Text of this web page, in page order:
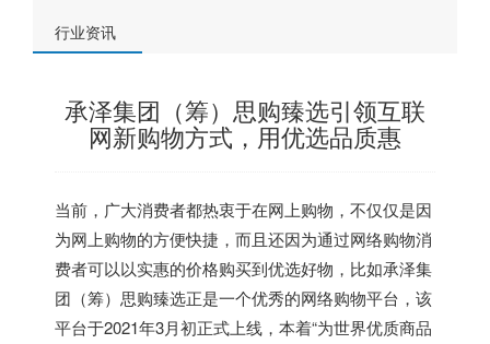
行业资讯
承泽集团（筹）思购臻选引领互联
网新购物方式，用优选品质惠
当前，广大消费者都热衷于在网上购物，不仅仅是因
为网上购物的方便快捷，而且还因为通过网络购物消
费者可以以实惠的价格购买到优选好物，比如承泽集
团（筹）思购臻选正是一个优秀的网络购物平台，该
平台于2021年3月初正式上线，本着“为世界优质商品